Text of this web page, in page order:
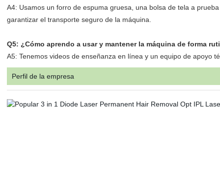
A4: Usamos un forro de espuma gruesa, una bolsa de tela a
garantizar el transporte seguro de la máquina.
Q5: ¿Cómo aprendo a usar y mantener la máquina de forma
A5: Tenemos videos de enseñanza en línea y un equipo de apoyo
Perfil de la empresa